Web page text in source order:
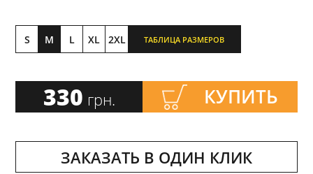
S M L XL 2XL ТАБЛИЦА РАЗМЕРОВ
330 грн. КУПИТЬ
ЗАКАЗАТЬ В ОДИН КЛИК